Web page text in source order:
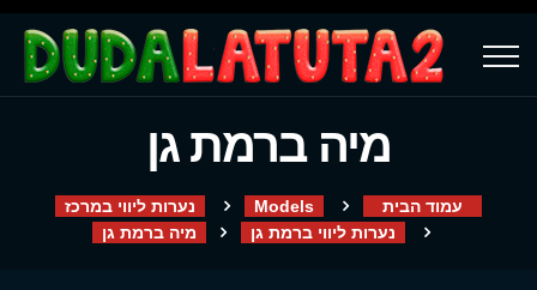
מיה ברמת גן
עמוד הבית Models
נערות ליווי במרכז
נערות ליווי ברמת גן
מיה ברמת גן